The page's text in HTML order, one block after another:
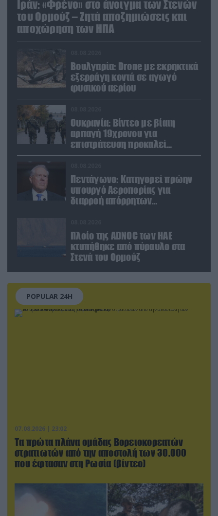
Ιράν: «Φρένο» στο άνοιγμα των Στενών
του Ορμούζ – Ζητά αποζημιώσεις και
αποχώρηση των ΗΠΑ
Βουλγαρία: Drone με εκρηκτικά
εξερράγη κοντά σε αγωγό
φυσικού αερίου
Ουκρανία: Βίντεο με βίαιη
αρπαγή 19χρονου για
επιστράτευση προκαλεί
αντιδράσεις
Πεντάγωνο: Κατηγορεί πρώην
υπουργό Αεροπορίας για
διαρροή απόρρητων
πληροφοριών
Πλοίο της ADNOC των ΗΑΕ
κτυπήθηκε από πύραυλο στα
Στενά του Ορμούζ
POPULAR 24H
07.08.2026 | 23:02
Τα πρώτα πλάνα ομάδας Βορειοκορεατών
στρατιωτών από την αποστολή των 30.000
που έφτασαν στη Ρωσία (βίντεο)